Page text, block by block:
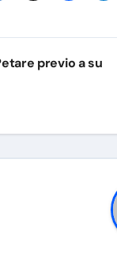
previo a su